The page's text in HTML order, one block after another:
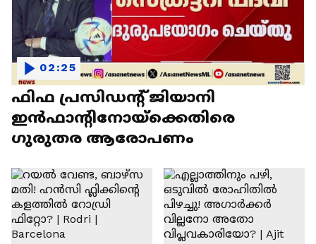
ഫിഫ പ്രസിഡന്റ് ജിയാനി
ഇൻഫാന്റിനോയ്‌ക്കെതിരെ
ഗുരുതര ആരോപണം
02:25